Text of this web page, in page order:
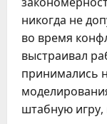
никогда не
во время
выстраивал
принимались
штабную игру,